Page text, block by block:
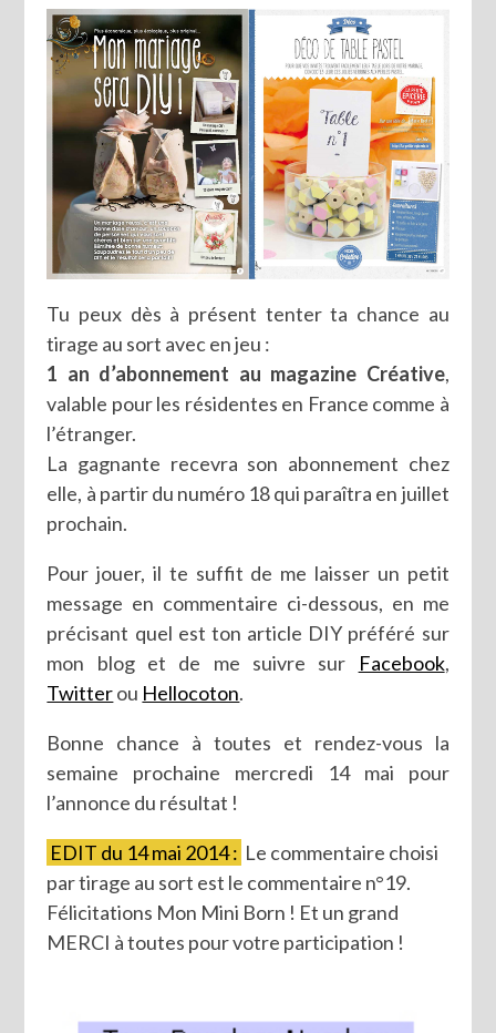
Tu peux dès à présent tenter ta chance au
tirage au sort avec en jeu :
1 an d’abonnement au magazine Créative,
valable pour les résidentes en France comme à
l’étranger.
La gagnante recevra son abonnement chez
elle, à partir du numéro 18 qui paraîtra en juillet
prochain.
Pour jouer, il te suffit de me laisser un petit
message en commentaire ci-dessous, en me
précisant quel est ton article DIY préféré sur
mon blog et de me suivre sur
Facebook,
Twitterou Hellocoton.
Bonne chance à toutes et rendez-vous la
semaine prochaine mercredi 14 mai pour
l’annonce du résultat !
EDIT du 14 mai 2014 : Le commentaire choisi
par tirage au sort est le commentaire n°19.
Félicitations Mon Mini Born ! Et un grand
MERCI à toutes pour votre participation !